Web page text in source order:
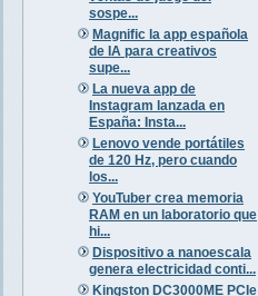
sospe...
Magnific la app española
de IA para creativos
supe...
La nueva app de
Instagram lanzada en
España: Insta...
Lenovo vende portátiles
de 120 Hz, pero cuando
los...
YouTuber crea memoria
RAM en un laboratorio que
hi...
Dispositivo a nanoescala
genera electricidad conti...
Kingston DC3000ME PCIe